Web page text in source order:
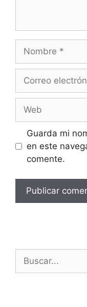
Guarda mi
en este
comente.